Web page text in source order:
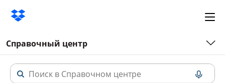
Справочный центр